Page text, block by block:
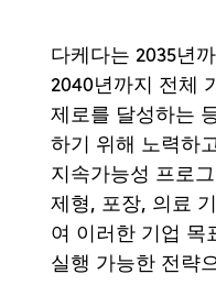
다케다는 2035년
2040년까지 전체
제로를 달성하는
하기 위해 노력하
지속가능성 프로
제형, 포장, 의료
여 이러한 기업 목
실행 가능한 전략